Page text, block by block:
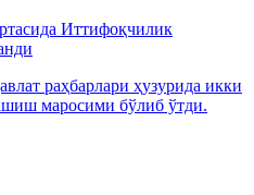
Иттифоқчилик
раҳбарлари ҳузурида икки
маросими бўлиб ўтди.